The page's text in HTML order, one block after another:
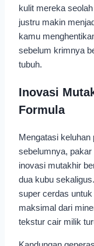
kulit mereka
justru makin
kamu
sebelum krimnya
tubuh.
Inovasi
Formula
Mengatasi keluhan
sebelumnya,
inovasi mutakhir
dua kubu
super cerdas
maksimal dari
tekstur cair milik